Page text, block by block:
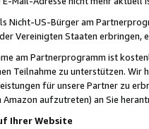
Nicht-US-Bürger am
Vereinigten Staaten erbringen,
am Partnerprogramm ist
Teilnahme zu unterstützen. Wir
für unsere Partner zu
Amazon aufzutreten) an Sie
Ihrer Website